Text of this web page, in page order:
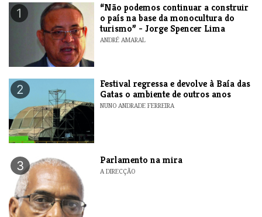
1
“Não podemos continuar a construir
o país na base da monocultura do
turismo” - Jorge Spencer Lima
ANDRÉ AMARAL
2
Festival regressa e devolve à Baía das
Gatas o ambiente de outros anos
NUNO ANDRADE FERREIRA
3 Parlamento na mira
A DIRECÇÃO